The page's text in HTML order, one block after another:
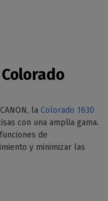
la Colorado 1630
con una amplia gama.
de
y minimizar las